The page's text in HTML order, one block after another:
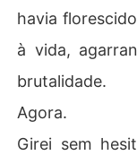
havia
à vida,
brutalidade.
Agora.
Girei sem